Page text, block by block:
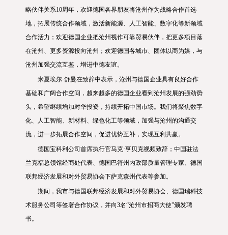
略伙伴关系10周年，欢迎德国各界朋友将沧州作为战略合作首选
地，拓展传统合作领域，激活新能源、人工智能、数字化等新领域
合作活力；欢迎德国企业把沧州视作可靠贸易伙伴，把更多项目落
在沧州、更多资源投向沧州；欢迎德国各城市、团体以商为媒，与
沧州加强交流互鉴，增进中德友谊。
米夏埃尔·舒曼在致辞中表示，沧州与德国企业具有良好合作
基础和广阔合作空间，越来越多的德国企业看到沧州发展的强劲势
头，希望继续增加对华投资，持续开拓中国市场。我们将聚焦数字
化、人工智能、新材料、绿色化工等领域，加强与沧州的沟通交
流，进一步拓展合作空间，促进优势互补，实现互利共赢。
德国宝科利公司首席执行官马克·亨贝克视频致辞；中国驻法
兰克福总领馆经商处代表、德国巴符州内政部质量管理专家、德国
联邦经济发展和对外贸易协会下萨克森州代表等参加。
期间，我市与德国联邦经济发展和对外贸易协会、德国瑞科技
术服务公司等签署合作协议，并向3名“沧州市招商大使”颁发聘
书。